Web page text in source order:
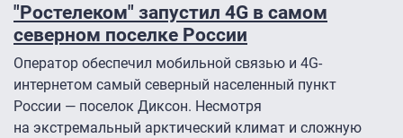
"Ростелеком" запустил 4G в самом
северном поселке России
Оператор обеспечил мобильной связью и 4G-
интернетом самый северный населенный пункт
России — поселок Диксон. Несмотря
на экстремальный арктический климат и сложную